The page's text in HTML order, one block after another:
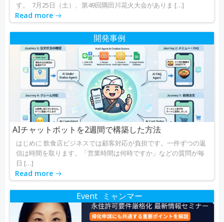
す。 7月25日（土）、第49回隅田川花火大会がありま […]
Read more
開発事例
AIチャットボットを2週間で構築した方法
はじめに 飲食店ビジネスでは顧客対応が負担です。一件ずつの返
信は時間を取ります。「営業時間は何時ですか」などの質問が毎
日 […]
Read more
Event ミャンマー